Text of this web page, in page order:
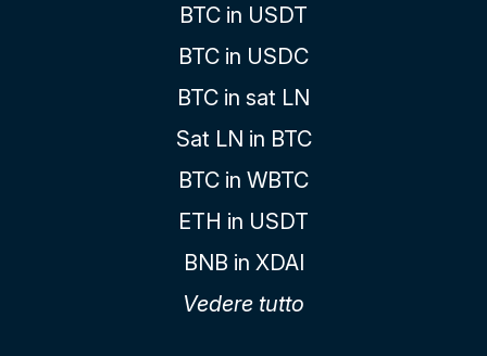
BTC in USDT
BTC in USDC
BTC in sat LN
Sat LN in BTC
BTC in WBTC
ETH in USDT
BNB in XDAI
Vedere tutto